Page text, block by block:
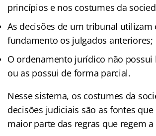
princípios e nos costumes da
As decisões de um tribunal utilizam
fundamento os julgados anteriores;
O ordenamento jurídico não possui
ou as possui de forma parcial.
Nesse sistema, os costumes da
decisões judiciais são as fontes
maior parte das regras que regem